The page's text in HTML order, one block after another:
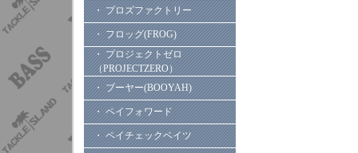
・ プロズファクトリー
・ フロッグ(FROG)
・ プロジェクトゼロ
（PROJECTZERO）
・ ブーヤー(BOOYAH)
・ ペイフォワード
・ ペイチェックベイツ